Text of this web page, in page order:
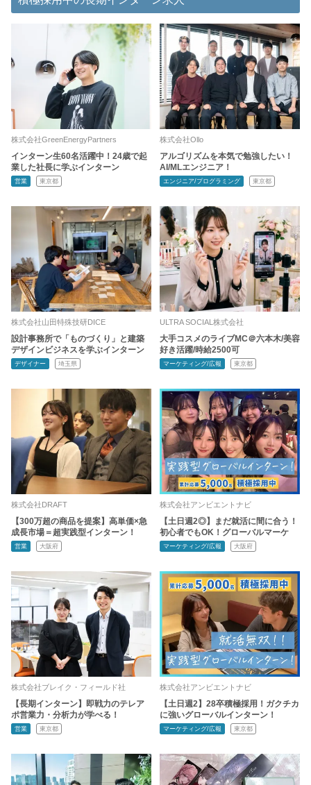
株式会社GreenEnergyPartners
インターン生60名活躍中！24歳で起
業した社長に学ぶインターン
営業 東京都
株式会社Ollo
アルゴリズムを本気で勉強したい！
AI/MLエンジニア！
エンジニア/プログラミング 東京都
株式会社山田特殊技研DICE
設計事務所で「ものづくり」と建築
デザインビジネスを学ぶインターン
デザイナー 埼玉県
ULTRA SOCIAL株式会社
大手コスメのライブMC＠六本木/美容
好き活躍/時給2500可
マーケティング/広報 東京都
株式会社DRAFT
【300万超の商品を提案】高単価×急
成長市場＝超実践型インターン！
営業 大阪府
株式会社アンビエントナビ
【土日週2◎】まだ就活に間に合う！
初心者でもOK！グローバルマーケ
マーケティング/広報 大阪府
株式会社ブレイク・フィールド社
【長期インターン】即戦力のテレア
ポ営業力・分析力が学べる！
営業 東京都
株式会社アンビエントナビ
【土日週2】28卒積極採用！ガクチカ
に強いグローバルインターン！
マーケティング/広報 東京都